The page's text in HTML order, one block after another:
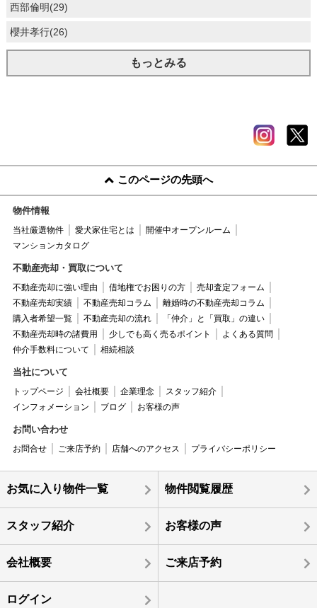
西部倫明(29)
櫻井孝行(26)
もっとみる
このページの先頭へ
物件情報
当社厳選物件 愛犬家住宅とは
開催中オープンルーム
マンションカタログ
不動産売却・買取について
不動産売却に強い理由 借地権でお困りの方
売却査定フォーム
不動産売却実績
不動産売却コラム
離婚時の不動産売却コラム
購入者希望一覧
不動産売却の流れ
「仲介」と「買取」の違い
不動産売却時の諸費用
少しでも高く売るポイント
よくある質問
仲介手数料について
相続相談
当社について
トップページ 会社概要 企業理念
スタッフ紹介
インフォメーション
ブログ お客様の声
お問い合わせ
お問合せ ご来店予約 店舗へのアクセス プライバシーポリシー
お気に入り物件一覧 物件閲覧履歴
スタッフ紹介 お客様の声
会社概要 ご来店予約
ログイン